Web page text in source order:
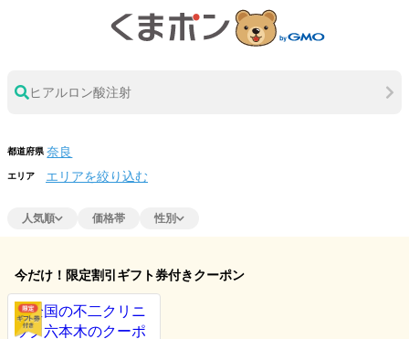
ヒアルロン酸注射
都道府県
エリア エリアを絞り込む
人気順 価格帯 性別
今だけ！限定割引ギフト券付きクーポン